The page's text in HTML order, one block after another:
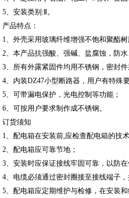
5、安装类别:Ⅱ。
产品特点：
1、外壳采用玻璃纤维增强不饱和聚酯
2、本产品抗强酸、强碱、盐腐蚀，防
3、所有外露紧固件均用不锈钢，密封
4、内装DZ47小型断路器，用户有特殊
5、可带漏电保护，光电控制等功能；
6、可按用户要求制作成不锈钢。
订货须知
1、配电箱在安装前,应检查配电箱的技
2、配电箱应可靠节地；
3、安装时应保证接线牢固可靠，以防在
4、电缆必须通过密封圈接至接线端子
5、配电箱应定期维护与检修，在安装